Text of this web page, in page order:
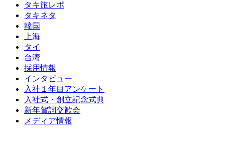
タキ旅レポ
タキネタ
韓国
上海
タイ
台湾
採用情報
インタビュー
入社１年目アンケート
入社式・創立記念式典
新年賀詞交歓会
メディア情報